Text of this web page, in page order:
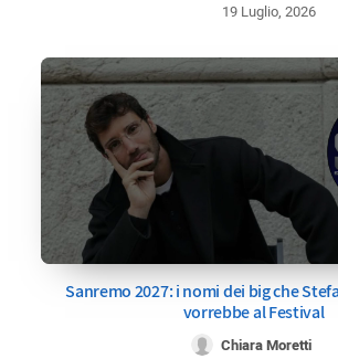
19 Luglio, 2026
Sanremo 2027: i nomi dei big che
vorrebbe al Festival
Chiara Moretti